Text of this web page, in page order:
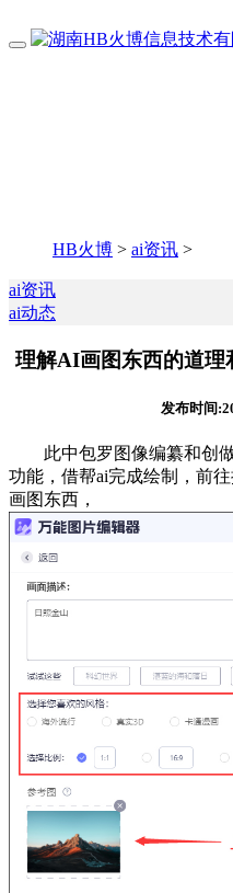
HB火博 > ai资讯 >
ai资讯
ai动态
理解AI画图东西的道理
发布时间
此中包罗图像编纂和创做
功能，借帮ai完成绘制，前
画图东西，